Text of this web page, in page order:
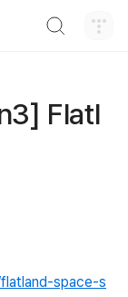
Flatl
space-s